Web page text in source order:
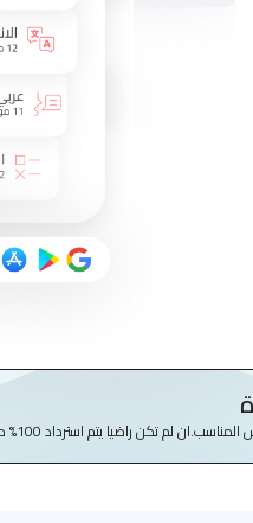
تكن راضيا يتم استرداد 100% من رسوم الساعة الاولى